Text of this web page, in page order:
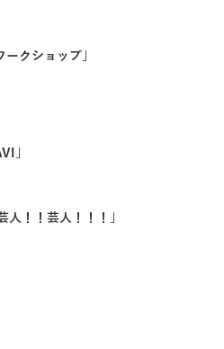
クショップ」
」
人！！芸人！！！」